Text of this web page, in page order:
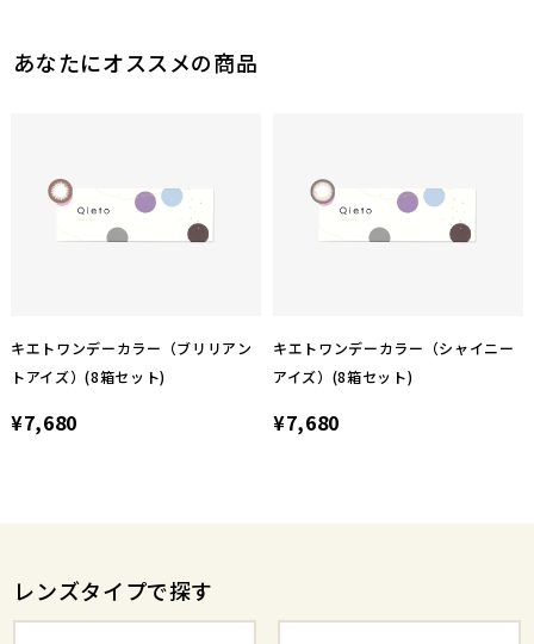
あなたにオススメの商品
キエトワンデーカラー（ブリリアン
トアイズ）(8箱セット)
¥7,680
キエトワンデーカラー（シャイニー
アイズ）(8箱セット)
¥7,680
レンズタイプで探す